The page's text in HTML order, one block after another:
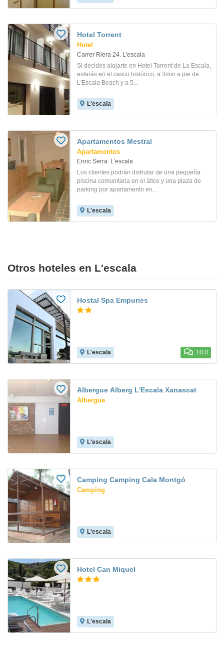
Hotel Torrent
Hotel
Carrer Riera 24. L'escala
Si decides alojarte en Hotel Torrent de La Escala,
estarás en el casco histórico, a 3min a pie de
L'Escala Beach y a 5...
L'escala
Apartamentos Mestral
Apartamentos
Enric Serra. L'escala
Los clientes podrán disfrutar de una pequeña
piscina comunitaria en el ático y una plaza de
parking por apartamento en...
L'escala
Otros hoteles en L'escala
Hostal Spa Empuries
L'escala 10.0
Albergue Alberg L'Escala Xanascat
Albergue
L'escala
Camping Camping Cala Montgó
Camping
L'escala
Hotel Can Miquel
L'escala